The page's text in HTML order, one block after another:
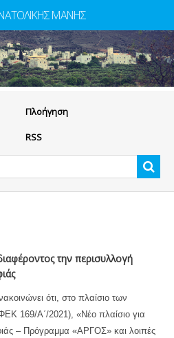
Πλοήγηση
RSS
την περισυλλογή
ότι, στο πλαίσιο των
169/Α΄/2021), «Νέο πλαίσιο για
– Πρόγραμμα «ΑΡΓΟΣ» και λοιπές
ΜΑΝΗΣ